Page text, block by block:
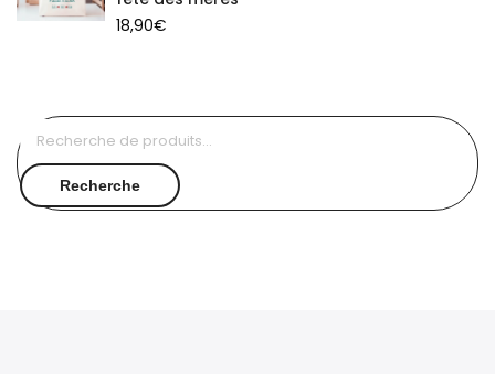
18,90€
Recherche